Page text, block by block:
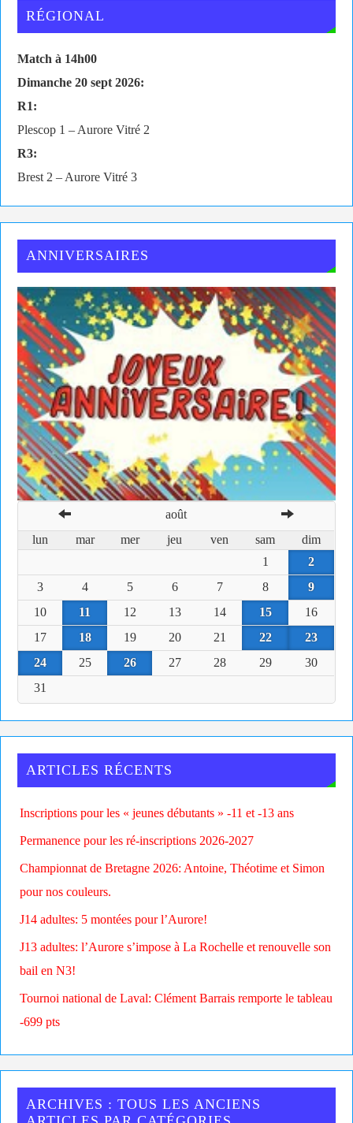
RÉGIONAL
Match à 14h00
Dimanche 20 sept 2026:
R1:
Plescop 1 – Aurore Vitré 2
R3:
Brest 2 – Aurore Vitré 3
ANNIVERSAIRES
août
lun
mar mer jeu ven sam
dim
1
2
3
4 5 6 7 8
9
10
11 12 13 14 15
16
17
18 19 20 21 22
23
24
25 26 27 28 29
30
31
ARTICLES RÉCENTS
Inscriptions pour les « jeunes débutants » -11 et -13 ans
Permanence pour les ré-inscriptions 2026-2027
Championnat de Bretagne 2026: Antoine, Théotime et Simon
pour nos couleurs.
J14 adultes: 5 montées pour l’Aurore!
J13 adultes: l’Aurore s’impose à La Rochelle et renouvelle son
bail en N3!
Tournoi national de Laval: Clément Barrais remporte le tableau
-699 pts
ARCHIVES : TOUS LES ANCIENS